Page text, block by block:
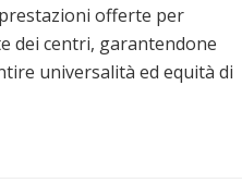
offerte per
dei centri, garantendone
universalità ed equità di